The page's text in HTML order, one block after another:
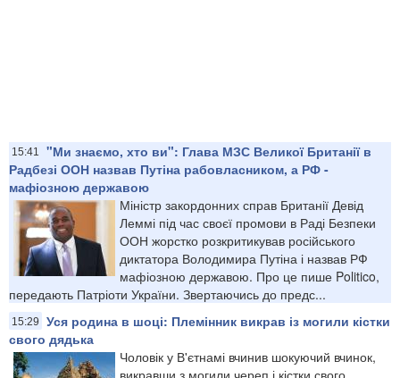
15:41
"Ми знаємо, хто ви": Глава МЗС Великої Британії в
Радбезі ООН назвав Путіна рабовласником, а РФ -
мафіозною державою
Міністр закордонних справ Британії Девід
Леммі під час своєї промови в Раді Безпеки
ООН жорстко розкритикував російського
диктатора Володимира Путіна і назвав РФ
мафіозною державою. Про це пише Politico,
передають Патріоти України. Звертаючись до предс...
15:29
Уся родина в шоці: Племінник викрав із могили кістки
свого дядька
Чоловік у В'єтнамі вчинив шокуючий вчинок,
викравши з могили череп і кістки свого